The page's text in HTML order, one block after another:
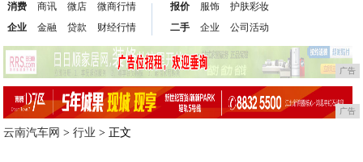
消费
企业
商讯
金融
微店
贷款
微商行情
财经行情
报价
二手
服饰
企业
护肤彩妆
公司活动
广告
广告
云南汽车网 >行业 > 正文